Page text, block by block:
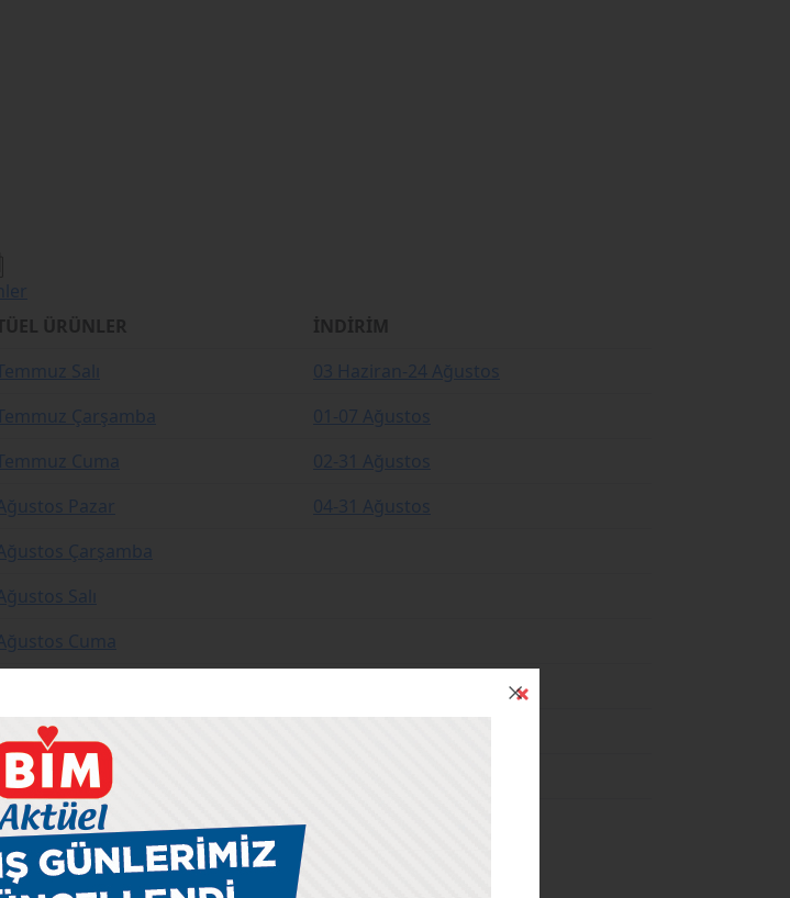
Salı
03 Haziran-24 Ağustos
Çarşamba
01-07 Ağustos
Cuma
02-31 Ağustos
Pazar
04-31 Ağustos
Çarşamba
Salı
Cuma
Salı
Ağustos Çarşamba